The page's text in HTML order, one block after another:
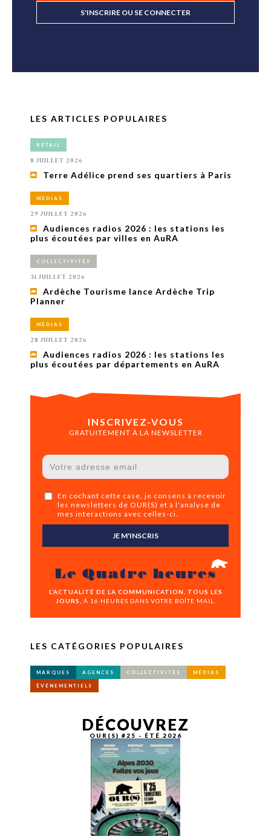
S'INSCRIRE OU SE CONNECTER
LES ARTICLES POPULAIRES
RETAIL
8 JUILLET 2026
Terre Adélice prend ses quartiers à Paris
MÉDIAS
29 JUILLET 2026
Audiences radios 2026 : les stations les
plus écoutées par villes en AuRA
COLLECTIVITÉS
31 JUILLET 2026
Ardèche Tourisme lance Ardèche Trip
Planner
MÉDIAS
28 JUILLET 2026
Audiences radios 2026 : les stations les
plus écoutées par départements en AuRA
INSCRIVEZ-VOUS
GRATUITEMENT À LA NEWSLETTER
En cochant cette case, je consens à recevoir
les newsletters de OUR(S) et à l'analyse de
mes interactions avec celles-ci.
JE M'INSCRIS
Le Quatre heures
L’ACTUALITÉ DE LA COMMUNICATION, TOUS LES
JOURS,
À 16 HEURES DANS VOTRE BOÎTE MAIL.
LES CATÉGORIES POPULAIRES
MARQUES AGENCES COLLECTIVITÉS MÉDIAS
ÉVÉNEMENTIELS
DÉCOUVREZ
OUR(S) #25 - ÉTÉ 2026